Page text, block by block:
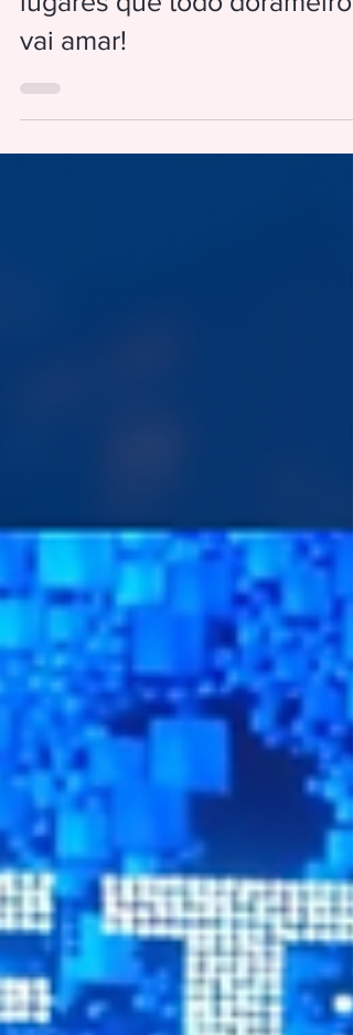
Turistando em São Paulo:
Liberdade, Museu da Ilusão
lugares que todo dorameiro
vai amar!